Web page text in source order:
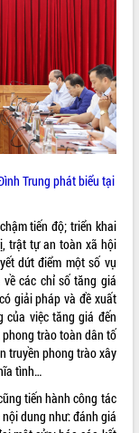
Trung phát biểu tại
tiến độ; triển khai
trật tự an toàn xã hội
dứt điểm một số vụ
các chỉ số tăng giá
giải pháp và đề xuất
của việc tăng giá đến
trào toàn dân tố
truyền phong trào xây
tình…
tiến hành công tác
dung như: đánh giá